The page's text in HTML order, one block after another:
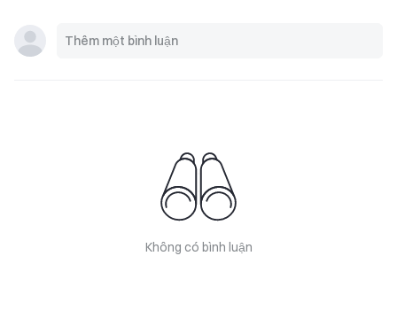
Không có bình luận